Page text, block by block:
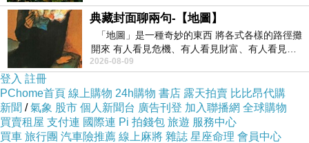
典藏封面聊兩句-【地圖】
「地圖」是一種奇妙的東西 將各式各樣的路徑攤
開來 有人看見危機、有人看見財富、有人看見…
從中可以發掘出不同的
2026-08-09
登入 註冊
PChome首頁 線上購物 24h購物 書店 露天拍賣 比比昂代購
新聞 /氣象 股市 個人新聞台 廣告刊登 加入聯播網 全球購物
買賣租屋 支付連 國際連 Pi 拍錢包 旅遊 服務中心
買車 旅行團 汽車險推薦 線上麻將 雜誌 星座命理 會員中心